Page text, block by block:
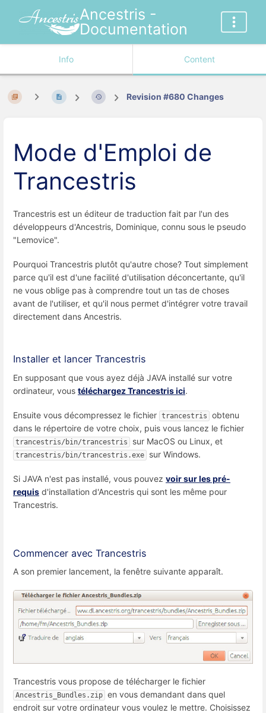
Ancestris -
Documentation
Info Content
Revision #680 Changes
Mode d'Emploi de
Trancestris
Trancestris est un éditeur de traduction fait par l'un des
développeurs d'Ancestris, Dominique, connu sous le pseudo
"Lemovice".
Pourquoi Trancestris plutôt qu'autre chose? Tout simplement
parce qu'il est d'une facilité d'utilisation déconcertante, qu'il
ne vous oblige pas à comprendre tout un tas de choses
avant de l'utiliser, et qu'il nous permet d'intégrer votre travail
directement dans Ancestris.
Installer et lancer Trancestris
En supposant que vous ayez déjà JAVA installé sur votre
ordinateur, vous téléchargez Trancestris ici.
Ensuite vous décompressez le fichier trancestris
obtenu
dans le répertoire de votre choix, puis vous lancez le fichier
trancestris/bin/trancestris sur MacOS ou Linux, et
trancestris/bin/trancestris.exe sur Windows.
Si JAVA n'est pas installé, vous pouvez voir sur les pré-
requis d'installation d'Ancestris qui sont les même pour
Trancestris.
Commencer avec Trancestris
A son premier lancement, la fenêtre suivante apparaît.
Trancestris vous propose de télécharger le fichier
Ancestris_Bundles.zip en vous demandant dans quel
endroit sur votre ordinateur vous voulez le mettre. Choisissez